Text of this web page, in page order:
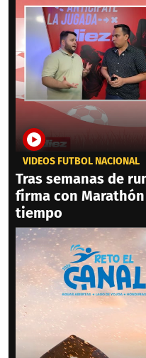
VIDEOS FÚTBOL NACIONAL
Tras semanas de
firma con
tiempo